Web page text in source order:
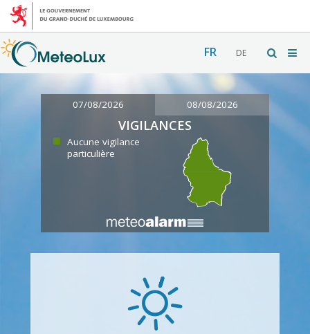
FR DE
07/08/2026 08/08/2026
VIGILANCES
Aucune vigilance
particulière